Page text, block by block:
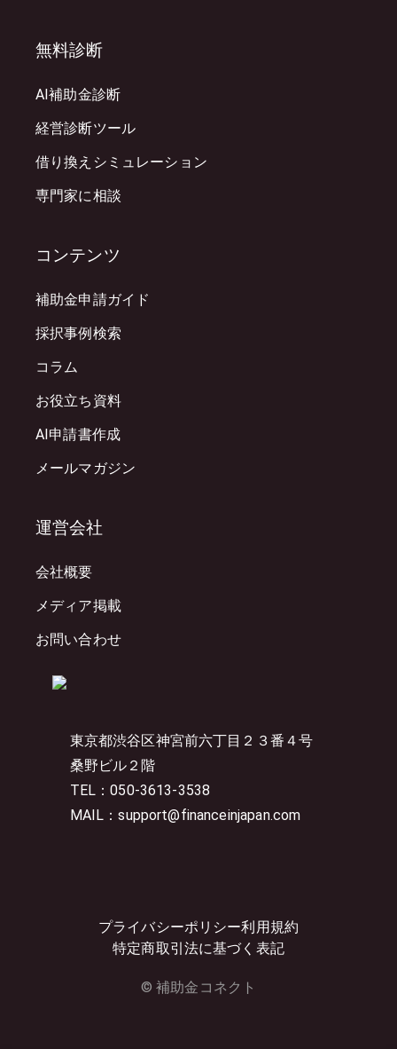
東京都渋谷区神宮前六丁目２３番４号
桑野ビル２階
TEL：050-3613-3538
MAIL：support@financeinjapan.com
プライバシーポリシー利用規約
特定商取引法に基づく表記
© 補助金コネクト
無料診断
AI補助金診断
経営診断ツール
借り換えシミュレーション
専門家に相談
コンテンツ
補助金申請ガイド
採択事例検索
コラム
お役立ち資料
AI申請書作成
メールマガジン
運営会社
会社概要
メディア掲載
お問い合わせ